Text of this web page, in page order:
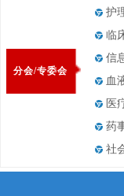
分会/专委会
护
临
信
血
医
药
社